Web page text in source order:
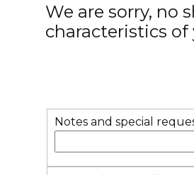
We are sorry, no
characteristics of
Notes and special